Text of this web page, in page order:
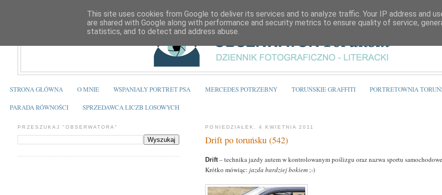
STRONA GŁÓWNA O MNIE WSPANIAŁY PORTRET PSA MERCEDES POTRZEBNY TORUŃSKIE GRAFFITI PORTRETOWNIA
PARADA RÓWNOŚCI SPRZEDAWCA LICZB LOSOWYCH
PONIEDZIAŁEK, 4 KWIETNIA 2011
Drift po toruńsku (542)
Drift– technika jazdy autem w kontrolowanym poślizgu oraz nazwa sportu
Krótko mówiąc: jazda bardziej bokiem ;-)
PRZESZUKAJ "OBSERWATORA"
This site uses cookies from Google to deliver its services and to analyze traffic. Your IP address and
are shared with Google along with performance and security metrics to ensure quality of service,
statistics, and to detect and address abuse.